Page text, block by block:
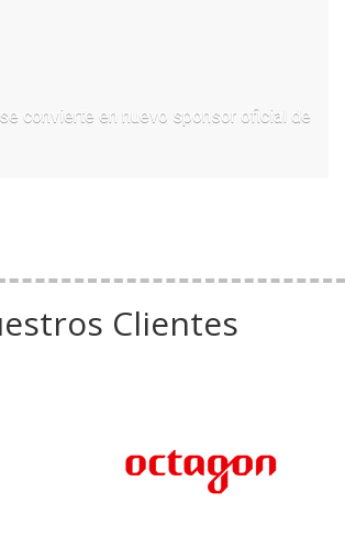
convierte en nuevo sponsor oficial de
Clientes